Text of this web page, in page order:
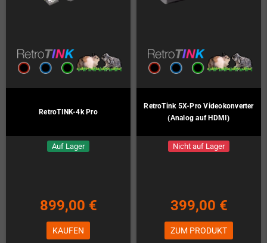
RetroTINK-4k Pro
Auf Lager
899,00 €
KAUFEN
RetroTink 5X-Pro Videokonverter
(Analog auf HDMI)
Nicht auf Lager
399,00 €
ZUM PRODUKT